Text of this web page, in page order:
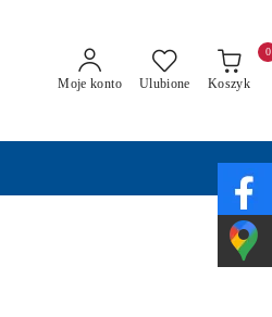
Moje konto Ulubione Koszyk
0